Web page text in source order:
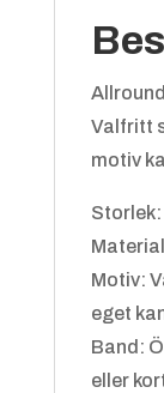
Valfritt
motiv
Storlek:
Motiv:
eget
Band:
eller